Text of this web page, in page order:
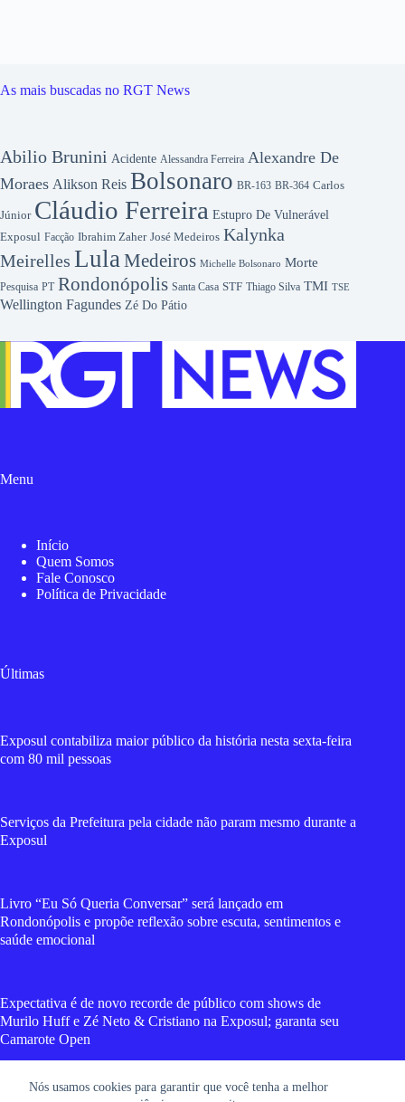
Nós usamos cookies para garantir que você tenha a melhor
As mais buscadas no RGT News
Abilio Brunini Acidente Alessandra Ferreira Alexandre De
Moraes Alikson Reis Bolsonaro BR-163 BR-364 Carlos
Júnior Cláudio Ferreira Estupro De Vulnerável
Exposul Facção Ibrahim Zaher José Medeiros Kalynka
Meirelles LulaMedeiros Michelle Bolsonaro Morte
Pesquisa PT Rondonópolis Santa Casa STF Thiago Silva TMI TSE
Wellington Fagundes Zé Do Pátio
Menu
Início
Quem Somos
Fale Conosco
Política de Privacidade
Últimas
Exposul contabiliza maior público da história nesta sexta-feira
com 80 mil pessoas
Serviços da Prefeitura pela cidade não param mesmo durante a
Exposul
Livro “Eu Só Queria Conversar” será lançado em
Rondonópolis e propõe reflexão sobre escuta, sentimentos e
saúde emocional
Expectativa é de novo recorde de público com shows de
Murilo Huff e Zé Neto & Cristiano na Exposul; garanta seu
Camarote Open